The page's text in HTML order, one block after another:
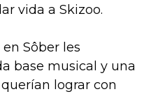
vida a Skizoo.
Sôber les
base musical y una
lograr con